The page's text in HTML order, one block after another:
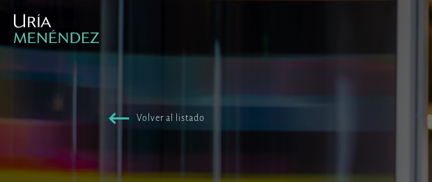
Volver al listado